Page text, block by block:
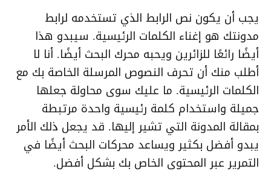
يجب أن يكون نص الرابط الذي تستخدمه لرابط
مدونتك هو إغناء الكلمات الرئيسية. سيبدو هذا
أيضًا رائعًا للزائرين ويحبه محرك البحث أيضًا. أنا لا
أطلب منك أن تحرف النصوص المرسلة الخاصة بك مع
الكلمات الرئيسية. ما عليك سوى محاولة جعلها
جميلة واستخدام كلمة رئيسية واحدة مرتبطة
بمقالة المدونة التي تشير إليها. قد يجعل ذلك الأمر
يبدو أفضل بكثير ويساعد محركات البحث أيضًا في
التمرير عبر المحتوى الخاص بك بشكل أفضل.